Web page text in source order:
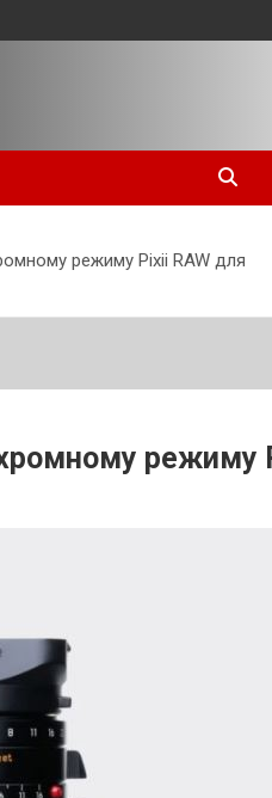
режиму Pixii RAW для
режиму